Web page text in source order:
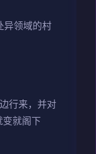
异领域的村
行来，并对
就阁下